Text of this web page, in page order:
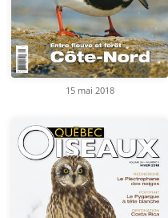
15 mai 2018